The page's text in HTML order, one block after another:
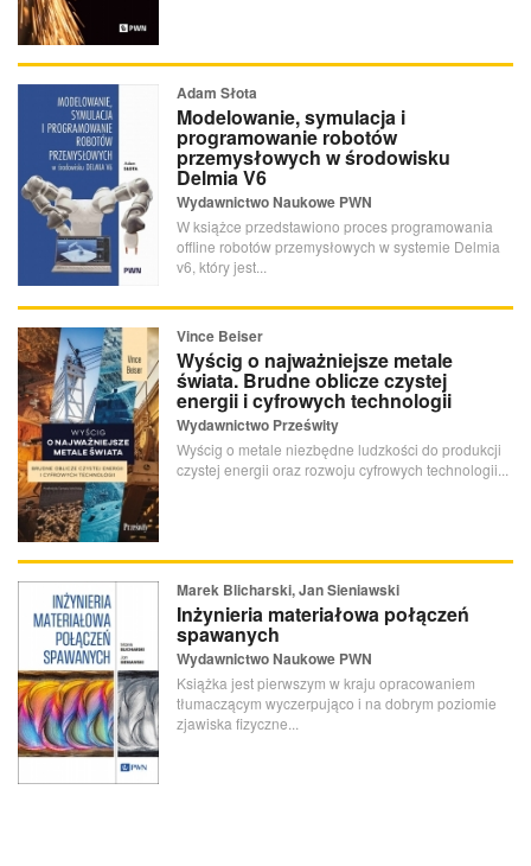
Adam Słota
Modelowanie, symulacja i
programowanie robotów
przemysłowych w środowisku
Delmia V6
Wydawnictwo Naukowe PWN
W książce przedstawiono proces programowania
offline robotów przemysłowych w systemie Delmia
v6, który jest...
Vince Beiser
Wyścig o najważniejsze metale
świata. Brudne oblicze czystej
energii i cyfrowych technologii
Wydawnictwo Prześwity
Wyścig o metale niezbędne ludzkości do produkcji
czystej energii oraz rozwoju cyfrowych technologii...
Marek Blicharski, Jan Sieniawski
Inżynieria materiałowa połączeń
spawanych
Wydawnictwo Naukowe PWN
Książka jest pierwszym w kraju opracowaniem
tłumaczącym wyczerpująco i na dobrym poziomie
zjawiska fizyczne...